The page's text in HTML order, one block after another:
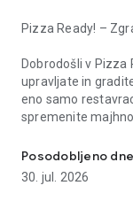
Pizza Ready! –
Dobrodošli v Pizza
upravljate in
eno samo
spremenite
za vas.
🍕 Kuhajte, strežite
Posodobljeno dne
30. jul. 2026